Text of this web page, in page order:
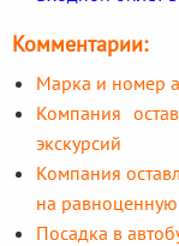
Комментарии:
Марка и номер
Компания
экскурсий
Компания
на равноценную
Посадка в